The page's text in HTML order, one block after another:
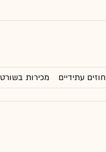
חוזים עתידיים מכירות בשורט